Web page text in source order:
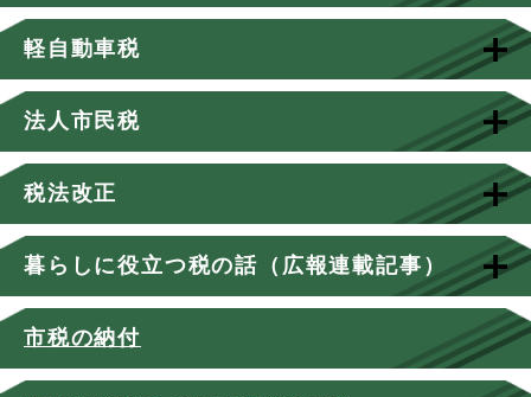
軽自動車税
法人市民税
税法改正
暮らしに役立つ税の話（広報連載記事）
市税の納付